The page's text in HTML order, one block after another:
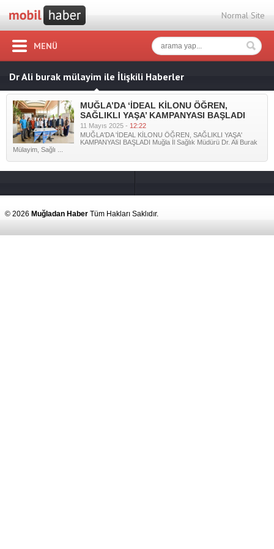
Normal Site
MENÜ
Dr Ali burak mülayim ile İlişkili Haberler
MUĞLA’DA ‘İDEAL KİLONU ÖĞREN,
SAĞLIKLI YAŞA’ KAMPANYASI BAŞLADI
11 Mayıs 2025 - 12:22
MUĞLA'DA 'İDEAL KİLONU ÖĞREN, SAĞLIKLI YAŞA'
KAMPANYASI BAŞLADI Muğla İl Sağlık Müdürü Dr. Ali Burak
Mülayim, Sağlı ...
© 2026 Muğladan Haber Tüm Hakları Saklıdır.